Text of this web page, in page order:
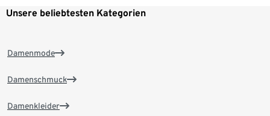
Unsere beliebtesten Kategorien
Damenmode
Damenschmuck
Damenkleider